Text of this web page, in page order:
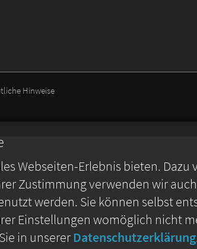
Webseiten-Erlebnis bieten.
Zustimmung verwenden wir
werden. Sie können selbst
Einstellungen womöglich nicht
in unsererDatenschutzerklärung
Hinweise